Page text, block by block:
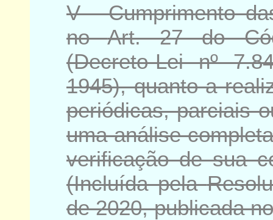
V - Cumprimento
noArt. 27 do
(Decreto-Lei nº
1945), quanto a
periódicas, parciais
uma análise
verificação de sua
(Incluída pela
de 2020, publicada